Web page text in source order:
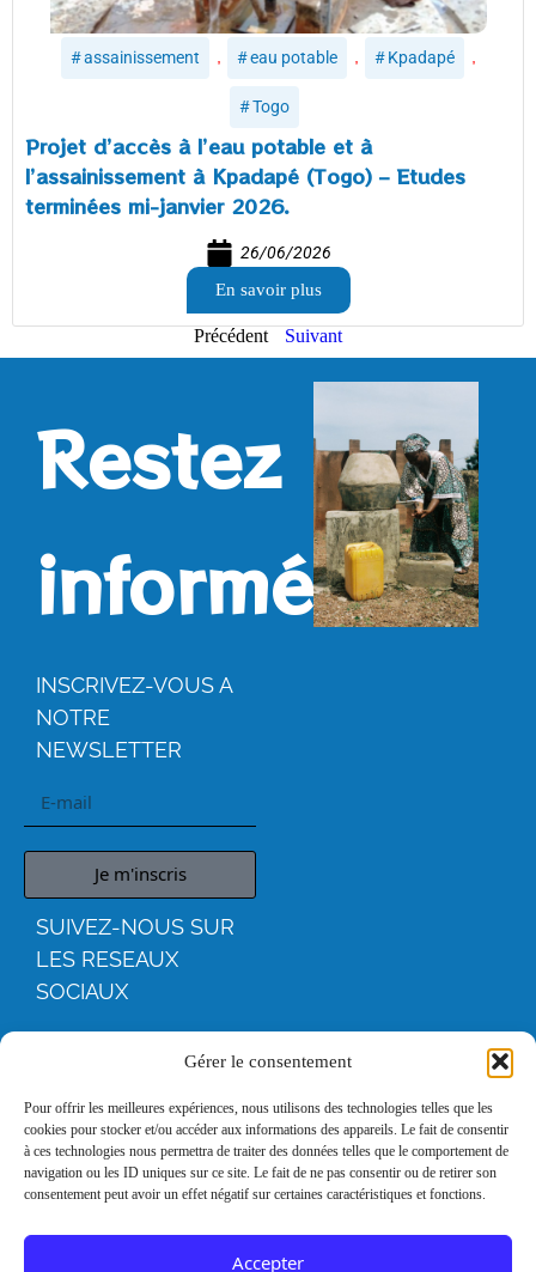
Gérer le consentement
Pour offrir les meilleures expériences, nous utilisons des technologies telles que les
cookies pour stocker et/ou accéder aux informations des appareils. Le fait de consentir
à ces technologies nous permettra de traiter des données telles que le comportement de
navigation ou les ID uniques sur ce site. Le fait de ne pas consentir ou de retirer son
consentement peut avoir un effet négatif sur certaines caractéristiques et fonctions.
Accepter
assainissement , eau potable , Kpadapé ,
Togo
Projet d’accès à l’eau potable et à
l’assainissement à Kpadapé (Togo) – Etudes
terminées mi-janvier 2026.
26/06/2026
En savoir plus
Précédent Suivant
Restez
informés.
INSCRIVEZ-VOUS A
NOTRE
NEWSLETTER
Je m'inscris
SUIVEZ-NOUS SUR
LES RESEAUX
SOCIAUX
FACEBOO
K
INSTAGRA